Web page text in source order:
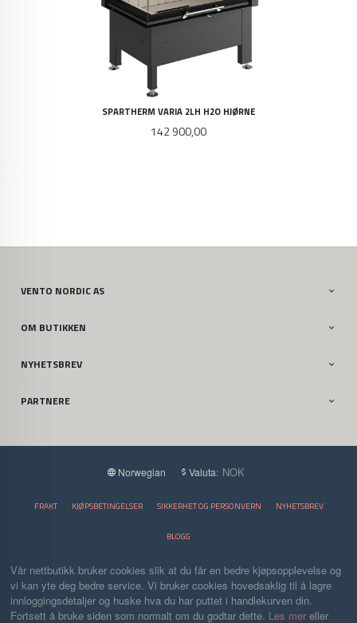
SPARTHERM VARIA 2LH H2O HJØRNE
Pris
142 900,00
VENTO NORDIC AS
OM BUTIKKEN
NYHETSBREV
PARTNERE
Norwegian Valuta: NOK
FRAKT KJØPSBETINGELSER SIKKERHET OG PERSONVERN NYHETSBREV
BLOGG
Vår nettbutikk bruker cookies slik at du får en bedre kjøpsopplevelse og
vi kan yte deg bedre service. Vi bruker cookies hovedsaklig til å lagre
innloggingsdetaljer og huske hva du har puttet i handlekurven din.
Fortsett å bruke siden som normalt om du godtar dette. Les mer eller